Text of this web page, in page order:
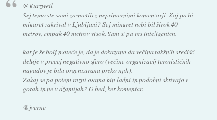
@Kurzweil
Sej temo ste sami zasmetili z neprimernimi komentarji. Kaj pa bi
minaret zakrival v Ljubljani? Saj minaret nebi bil širok 40
metrov, ampak 40 metrov visok. Sam si pa res inteligenten.
kar je še bolj moteče je, da je dokazano da večina takšnih središč
deluje v precej negativno sfero (večina organizacij terorističnih
napadov je bila organizirana preko njih).
Zakaj se pa potem razni osama bin ladni in podobni skrivajo v
gorah in ne v džamijah? O bed, ker komentar.
@jverne